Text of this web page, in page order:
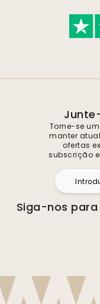
Torne-se
manter
ofertas
subscrição
Siga-nos